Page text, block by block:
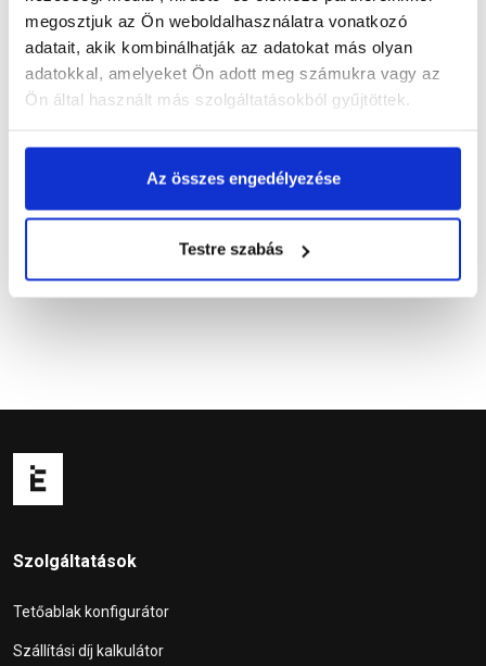
megosztjuk az Ön weboldalhasználatra vonatkozó
adatait, akik kombinálhatják az adatokat más olyan
adatokkal, amelyeket Ön adott meg számukra vagy az
Ön által használt más szolgáltatásokból gyűjtöttek.
Az összes engedélyezése
Testre szabás
Kérdések és válaszok
Szolgáltatások
Tetőablak konfigurátor
Szállítási díj kalkulátor